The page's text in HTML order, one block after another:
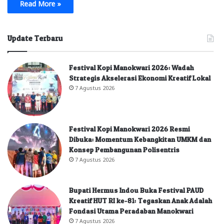
Read More »
Update Terbaru
Festival Kopi Manokwari 2026: Wadah
Strategis Akselerasi Ekonomi Kreatif Lokal
7 Agustus 2026
Festival Kopi Manokwari 2026 Resmi
Dibuka: Momentum Kebangkitan UMKM dan
Konsep Pembangunan Polisentris
7 Agustus 2026
Bupati Hermus Indou Buka Festival PAUD
Kreatif HUT RI ke-81: Tegaskan Anak Adalah
Fondasi Utama Peradaban Manokwari
7 Agustus 2026